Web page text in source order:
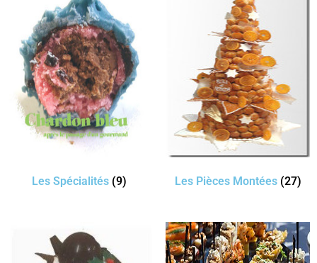
Les Spécialités (9) Les Pièces Montées (27)